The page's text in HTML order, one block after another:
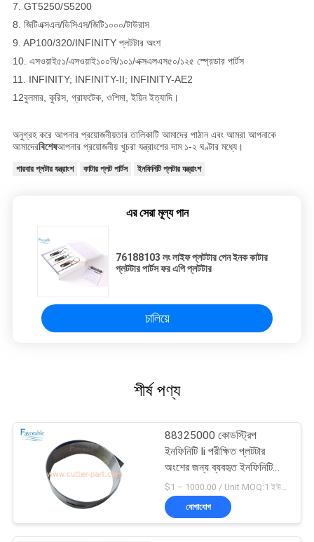
7. GT5250/S5200
8. জিটিএক্সএল/ডিসিএস/জিটি১০০০/টাউরাস
9. AP100/320/INFINITY প্লটটার অংশ
10. এসওয়াই৫১/এসওয়াই১০০বি/১০১/এক্সএলএস৫০/১২৫ স্প্রেডার পার্টস
11. INFINITY; INFINITY-II; INFINITY-AE2
12বুলমার, কুরিস, গ্রাফটেক, ওশিমা, ইয়িন ইত্যাদি।
অনুগ্রহ করে আপনার প্রয়োজনীয়তার তালিকাটি আমাদের পাঠান এবং আমরা আপনাকে
আমাদেরবিশেষআপনার প্রয়োজনীয় খুচরা যন্ত্রাংশের দাম ১-২ ঘণ্টার মধ্যে।
গারবার প্লটার যন্ত্রাংশ কাটার প্লট পার্টস ইনফিনিটি প্লটার যন্ত্রাংশ
এর সেরা মূল্য পান
76188103 লং লাইফ প্লটটার পেন ইনক কাটার
প্লটটার পার্টস ফর এপি প্লটটার
চালিয়ে
শীর্ষ পণ্য
88325000 কোডস্ট্রিপ
ইনফিনিটি Ii পরীক্ষিত প্লটটার
অংশের জন্য ব্যবহৃত ইনফিনিটি
AE2
যোগাযোগ